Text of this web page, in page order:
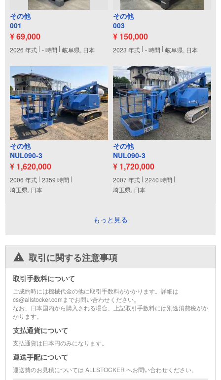
その他
001
¥ 69,000
2026 年式 -時間 岐阜県, 日本
その他
003
¥ 150,000
2023 年式 -時間 岐阜県, 日本
その他
NUL090-3
¥ 1,620,000
2006 年式 2359 時間
埼玉県, 日本
その他
NUL090-3
¥ 1,720,000
2007年式 2240 時間
埼玉県, 日本
もっと見る
取引に関する注意事項
取引手数料について
ご成約時には機械代金の他に取引手数料がかかります。詳細は
cs@allstocker.comまでお問い合わせください。
なお、日本国内から購入される場合、上記取引手数料には別途消費税がか
かります。
支払通貨について
支払通貨は日本円のみになります。
運送手配について
運送費のお見積については ALLSTOCKER へお問い合わせください。